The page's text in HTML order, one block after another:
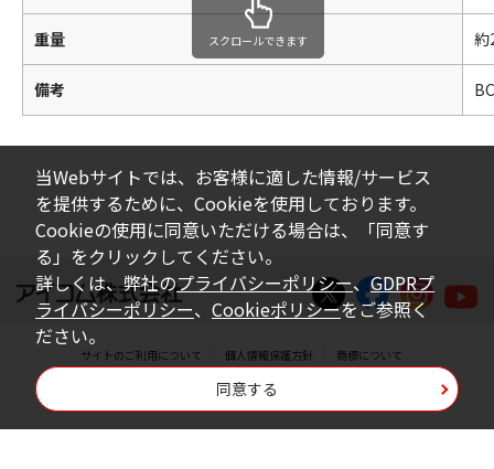
重量 約
備考
スクロールできます
サイトのご利用について 個人情報保護方針 商標について
Copyright © Icom Inc.
当Webサイトでは、お客様に適した情報/サービス
を提供するために、Cookieを使用しております。
Cookieの使用に同意いただける場合は、「同意す
る」をクリックしてください。
詳しくは、弊社のプライバシーポリシー、GDPRプ
ライバシーポリシー、 Cookieポリシーをご参照く
ださい。
同意する